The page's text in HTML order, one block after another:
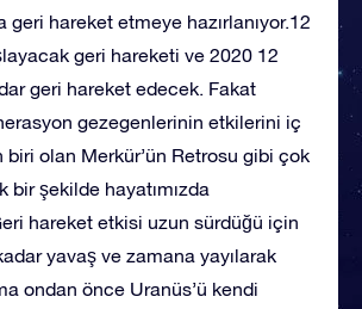
geri hareket etmeye hazırlanıyor.12
geri hareketi ve 2020 12
geri hareket edecek. Fakat
gezegenlerinin etkilerini iç
biri olan Merkür’ün Retrosu gibi çok
bir şekilde hayatımızda
hareket etkisi uzun sürdüğü için
yavaş ve zamana yayılarak
ondan önce Uranüs’ü kendi